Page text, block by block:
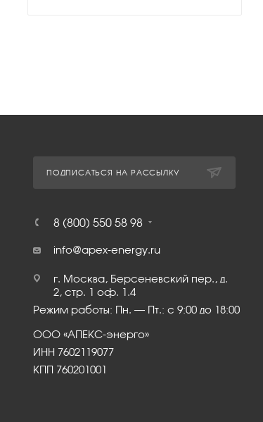
ПОДПИСАТЬСЯ НА РАССЫЛКУ
8 (800) 550 58 98
info@apex-energy.ru
г. Москва, Берсеневский пер., д.
2, стр. 1 оф. 1.4
Режим работы: Пн. – Пт.: с 9:00 до 18:00
ООО «АПЕКС-энерго»
ИНН 7602119077
КПП 760201001